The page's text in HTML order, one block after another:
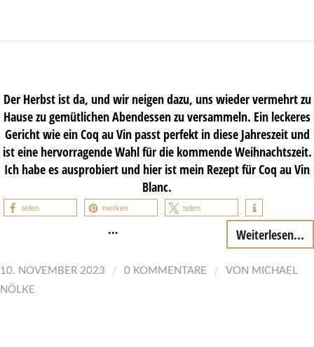
Der Herbst ist da, und wir neigen dazu, uns wieder vermehrt zu
Hause zu gemütlichen Abendessen zu versammeln. Ein leckeres
Gericht wie ein Coq au Vin passt perfekt in diese Jahreszeit und
ist eine hervorragende Wahl für die kommende Weihnachtszeit.
Ich habe es ausprobiert und hier ist mein Rezept für Coq au Vin
Blanc.
teilen merken teilen
… Weiterlesen...
10. NOVEMBER 2023 / 0 KOMMENTARE / VON MICHAEL
NÖLKE